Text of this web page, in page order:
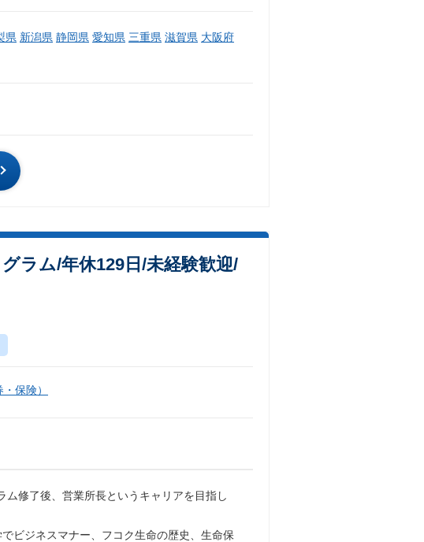
県 新潟県 静岡県 愛知県 三重県 滋賀県 大阪府
ラム/年休129日/未経験歓迎/
保険）
修了後、営業所長というキャリアを目指し
ビジネスマナー、フコク生命の歴史、生命保